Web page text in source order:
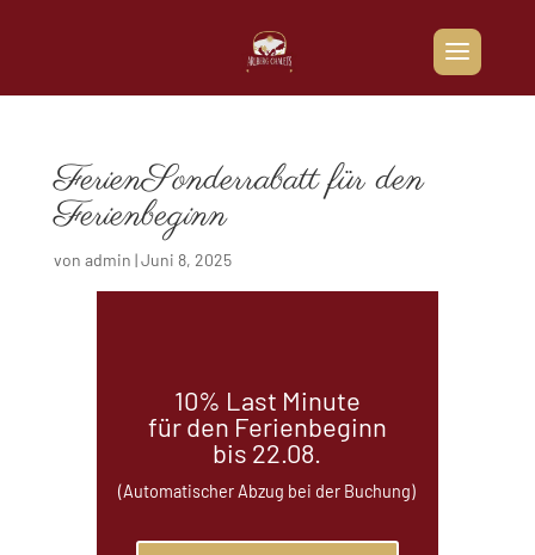
FerienSonderrabatt für den
Ferienbeginn
von admin |Juni 8, 2025
10% Last Minute
für den Ferienbeginn
bis 22.08.
(Automatischer Abzug bei der Buchung)